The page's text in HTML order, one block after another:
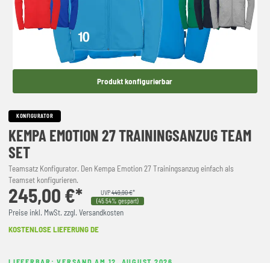
Produkt konfigurierbar
KONFIGURATOR
KEMPA EMOTION 27 TRAININGSANZUG TEAM
SET
Teamsatz Konfigurator. Den Kempa Emotion 27 Trainingsanzug einfach als
Teamset konfigurieren.
245,00 €* UVP449,90 €*
(45.54% gespart)
Preise inkl. MwSt. zzgl. Versandkosten
KOSTENLOSE LIEFERUNG DE